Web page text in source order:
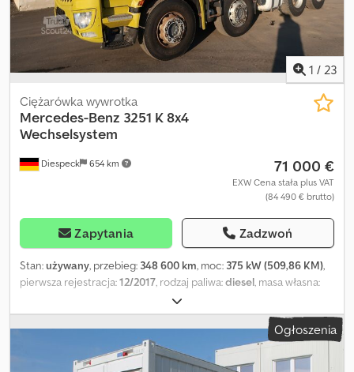
1 / 23
Diespeck 654 km
Ciężarówka wywrotka
Mercedes-Benz 3251 K 8x4
Wechselsystem
71 000 €
EXW Cena stała plus VAT
(84 490 € brutto)
Zapytania Zadzwoń
Stan:używany, przebieg: 348 600 km, moc: 375 kW (509,86 KM),
pierwsza rejestracja:12/2017 , rodzaj paliwa:diesel , masa własna:
32 000 kg
R22,5, konfiguracja osi:8x4, hamulce:retarder, kolor:żółty, typ
przekładni:automatyczny, zawieszenie:stal-powietrze,
ABS, blokada mechanizmu różnicowego,
dodatkowe reflektory, kontrola trakcji, niski poziom hałasu,
Ogłoszenia